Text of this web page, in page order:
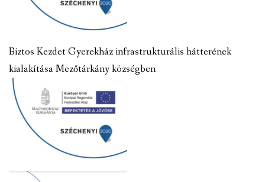
Biztos Kezdet Gyerekház infrastrukturális hátterének
kialakítása Mezőtárkány községben